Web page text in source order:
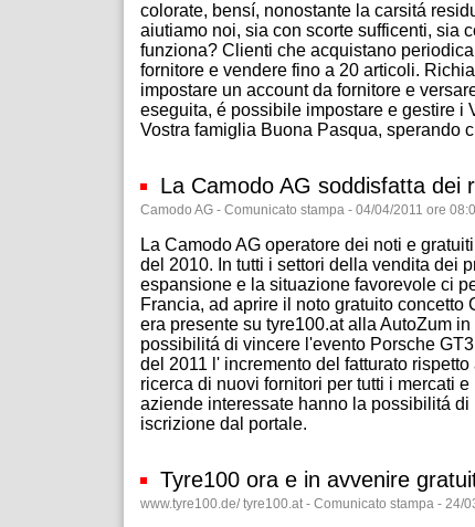
colorate, bensí, nonostante la carsitá
aiutiamo noi, sia con scorte sufficenti, sia
funziona? Clienti che acquistano
fornitore e vendere fino a 20 articoli.
impostare un account da fornitore e
eseguita, é possibile impostare e gestire i
Vostra famiglia Buona Pasqua, sperando
La Camodo AG soddisfatta dei
Camodo AG - Comunicato stampa - 04/04/2011 ore
La Camodo AG operatore dei noti e
del 2010. In tutti i settori della vendita dei
espansione e la situazione favorevole ci
Francia, ad aprire il noto gratuito
era presente su tyre100.at alla AutoZum
possibilitá di vincere l'evento Porsche
del 2011 l' incremento del fatturato
ricerca di nuovi fornitori per tutti i mercati
aziende interessate hanno la possibilitá
iscrizione dal portale.
Tyre100 ora e in avvenire
www.tyre100.de/ tyre100.at - Comunicato stampa - 24/